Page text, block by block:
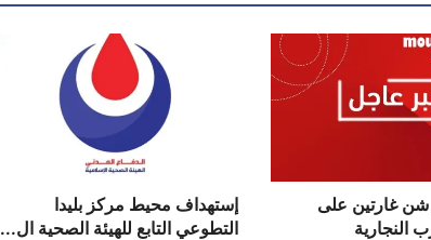
شن غارتين على
النجارية
إستهداف محيط مركز بليدا
التطوعي التابع للهيئة الصحية ال...